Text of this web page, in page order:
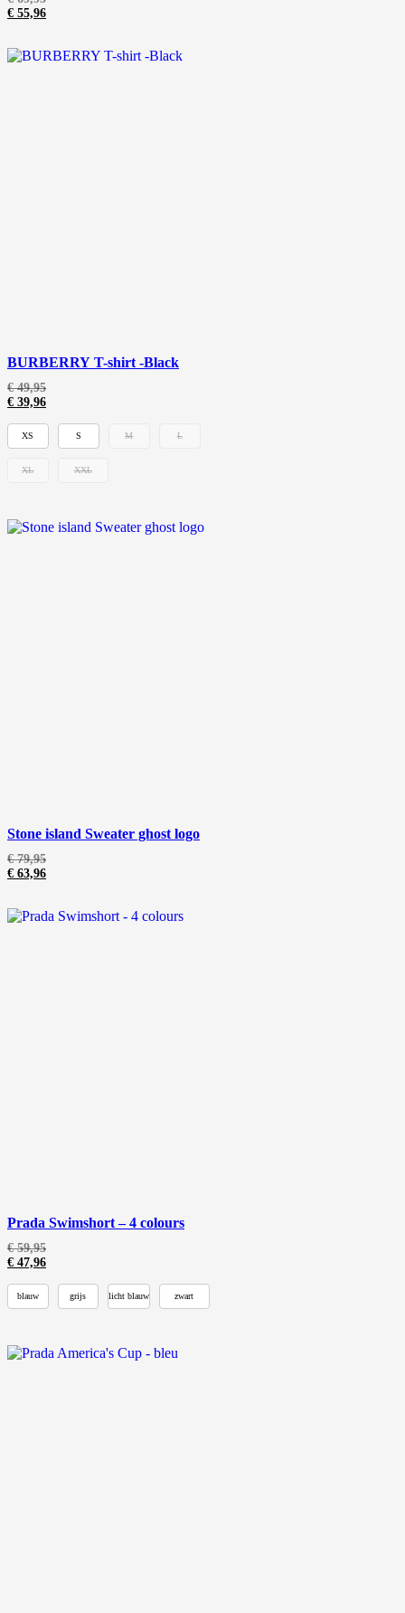
€ 55,96
BURBERRY T-shirt -Black
€49,95
€ 39,96
XS S M L
XL XXL
Stone island Sweater ghost logo
€79,95
€ 63,96
Prada Swimshort – 4 colours
€59,95
€ 47,96
blauw grijs licht blauw zwart